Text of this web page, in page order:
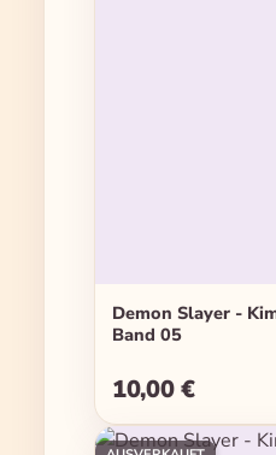
Demon Slayer -
Band 05
Regulärer Preis:
10,00 €